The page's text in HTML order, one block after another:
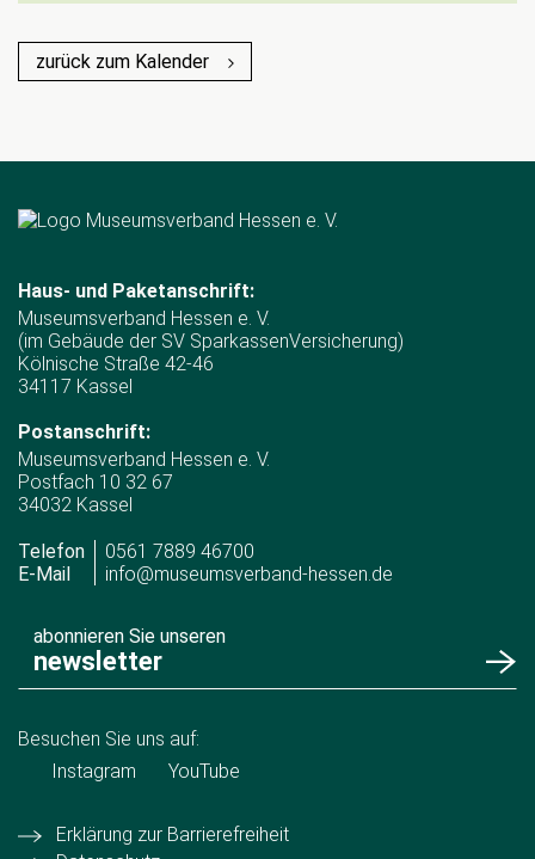
zurück zum Kalender
Haus- und Paketanschrift:
Museumsverband Hessen e. V.
(im Gebäude der SV SparkassenVersicherung)
Kölnische Straße 42-46
34117 Kassel
Postanschrift:
Museumsverband Hessen e. V.
Postfach 10 32 67
34032 Kassel
Telefon
0561 7889 46700
E-Mail
info@museumsverband-hessen.de
abonnieren Sie unseren
newsletter
Besuchen Sie uns auf:
Instagram
YouTube
Erklärung zur Barrierefreiheit